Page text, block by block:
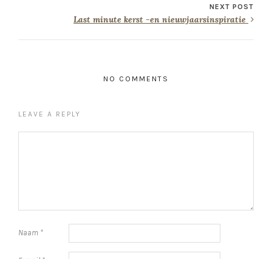
NEXT POST
Last minute kerst -en nieuwjaarsinspiratie
NO COMMENTS
LEAVE A REPLY
Naam *